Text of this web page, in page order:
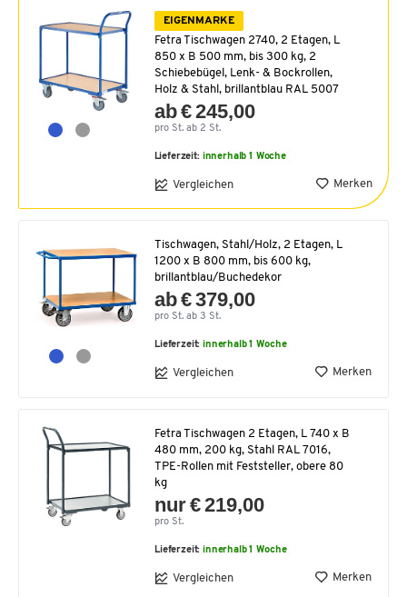
EIGENMARKE
Fetra Tischwagen 2740, 2 Etagen, L
850 x B 500 mm, bis 300 kg, 2
Schiebebügel, Lenk- & Bockrollen,
Holz & Stahl, brillantblau RAL 5007
ab € 245,00
pro St. ab 2 St.
Lieferzeit: innerhalb 1 Woche
Vergleichen Merken
Tischwagen, Stahl/Holz, 2 Etagen, L
1200 x B 800 mm, bis 600 kg,
brillantblau/Buchedekor
ab € 379,00
pro St. ab 3 St.
Lieferzeit:innerhalb 1 Woche
Vergleichen Merken
Fetra Tischwagen 2 Etagen, L 740 x B
480 mm, 200 kg, Stahl RAL 7016,
TPE-Rollen mit Feststeller, obere 80
kg
nur € 219,00
pro St.
Lieferzeit:innerhalb 1 Woche
Vergleichen Merken